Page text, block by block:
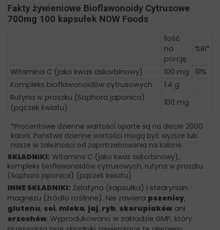
Fakty żywieniowe Bioflawonoidy Cytrusowe
700mg 100 kapsułek NOW Foods
Ilość
na
porcję
%RI*
Witamina C (jako kwas askorbinowy) 100 mg
111%
Kompleks bioflawonoidów cytrusowych
1.4 g
Rutyna w proszku (Sophora japonica)
(pączek kwiatu)
100 mg
*Procentowe dzienne wartości oparte są na diecie 2000
kalorii. Państwa dzienne wartości mogą być wyższe lub
niższe w zależności od zapotrzebowania na kalorie.
SKŁADNIKI: Witamina C (jako kwas askorbinowy),
kompleks bioflawonoidów cytrusowych, rutyna w proszku
(Sophora japonica) (pączek kwiatu)
INNE SKŁADNIKI: Żelatyna (kapsułka) i stearynian
magnezu (źródło roślinne). Nie zawiera pszenicy,
glutenu, soi, mleka, jaj, ryb, skorupiaków ani
orzechów. Wyprodukowano w zakładzie GMP, który